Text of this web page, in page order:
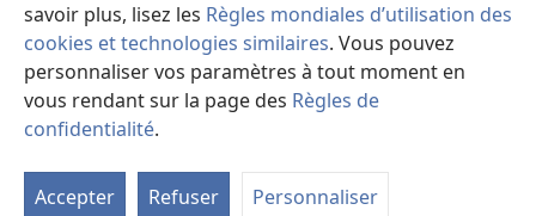
savoir plus, lisez les Règles mondiales d’utilisation des
cookies et technologies similaires. Vous pouvez
personnaliser vos paramètres à tout moment en
vous rendant sur la page des Règles de
confidentialité.
Accepter Refuser Personnaliser
Copyright© 2026 Watch Tower Bible and Tract Society of Pennsylvania.
CONDITIONS D’UTILISATION
PARAMÈTRES DE CONFIDENTIALITÉ